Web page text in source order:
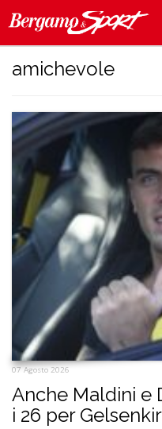
amichevole
07 Agosto 2026
Anche Maldini e
i 26 per